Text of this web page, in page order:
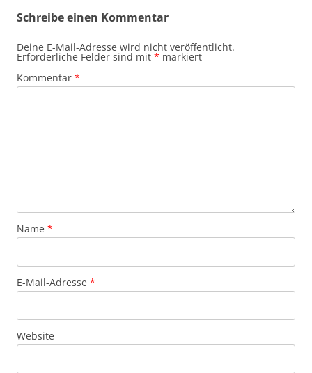
Schreibe einen Kommentar
Deine E-Mail-Adresse wird nicht veröffentlicht.
Erforderliche Felder sind mit * markiert
Kommentar *
Name *
E-Mail-Adresse *
Website